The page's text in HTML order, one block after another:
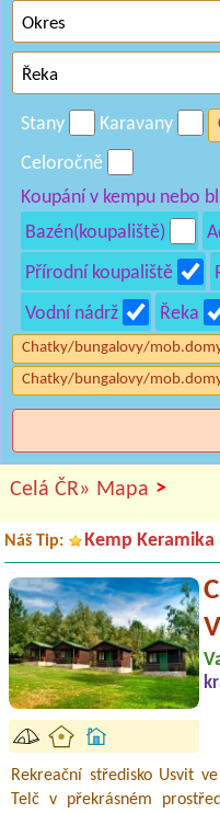
Stany Karavany
Celoročně
Koupání v kempu nebo
Bazén(koupaliště)
Přírodní koupaliště
Vodní nádrž
Řeka
Chatky/bungalovy/
Chatky/bungalovy/
Celá ČR» Mapa >
Náš Tip: Kemp Keramika
Rekreační středisko Usvit
Telč v překrásném